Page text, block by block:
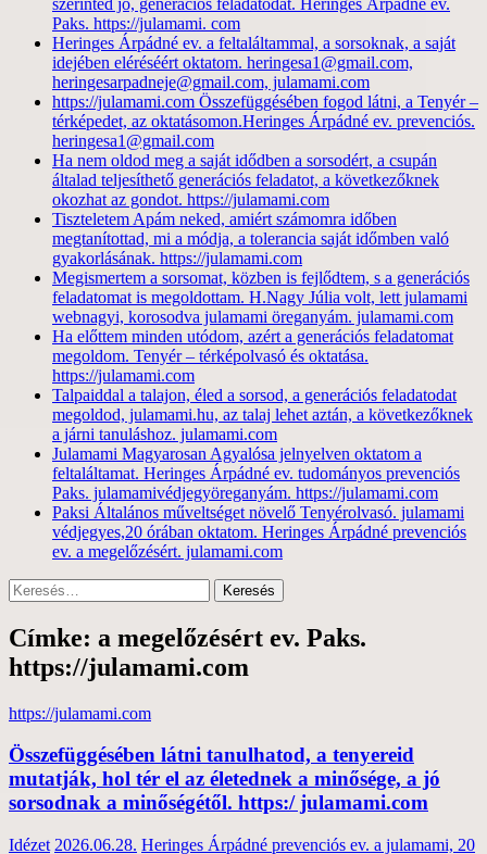
Paks. https://julamami. com
Heringes Árpádné ev. a feltaláltammal, a sorsoknak, a saját
idejében eléréséért oktatom. heringesa1@gmail.com,
heringesarpadneje@gmail.com, julamami.com
https://julamami.com Összefüggésében fogod látni, a Tenyér –
térképedet, az oktatásomon.Heringes Árpádné ev. prevenciós.
heringesa1@gmail.com
Ha nem oldod meg a saját idődben a sorsodért, a csupán
általad teljesíthető generációs feladatot, a következőknek
okozhat az gondot. https://julamami.com
Tiszteletem Apám neked, amiért számomra időben
megtanítottad, mi a módja, a tolerancia saját időmben való
gyakorlásának. https://julamami.com
Megismertem a sorsomat, közben is fejlődtem, s a generációs
feladatomat is megoldottam. H.Nagy Júlia volt, lett julamami
webnagyi, korosodva julamami öreganyám. julamami.com
Ha előttem minden utódom, azért a generációs feladatomat
megoldom. Tenyér – térképolvasó és oktatása.
https://julamami.com
Talpaiddal a talajon, éled a sorsod, a generációs feladatodat
megoldod, julamami.hu, az talaj lehet aztán, a következőknek
a járni tanuláshoz. julamami.com
Julamami Magyarosan Agyalósa jelnyelven oktatom a
feltaláltamat. Heringes Árpádné ev. tudományos prevenciós
Paks. julamamivédjegyöreganyám. https://julamami.com
Paksi Általános műveltséget növelő Tenyérolvasó. julamami
védjegyes,20 órában oktatom. Heringes Árpádné prevenciós
ev. a megelőzésért. julamami.com
Keresés:
Címke: a megelőzésért ev. Paks.
https://julamami.com
https://julamami.com
Összefüggésében látni tanulhatod, a tenyereid
mutatják, hol tér el az életednek a minősége, a jó
sorsodnak a minőségétől. https:/ julamami.com
Idézet 2026.06.28. Heringes Árpádné prevenciós ev. a julamami, 20